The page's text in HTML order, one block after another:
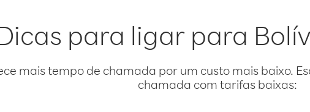
para ligar para
mais tempo de chamada por um custo mais baixo.
chamada com tarifas baixas: